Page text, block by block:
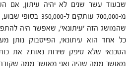
שבעוד עשר שנים לא יהיה עיתון, אם
מ-700,000 עותקים ל-
שהמושג הזה 'עיתונאי', שאפשר היה
כל אחד הוא עיתונאי, הפייסבוק נותן
הטכנאי שלא סיפק שירות נאות? את
מאושר ממה שהיה ואני מאושר ממה שקורה